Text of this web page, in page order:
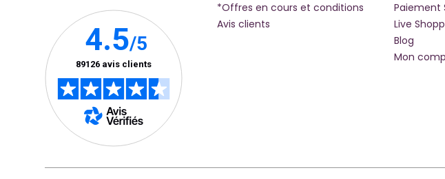
*Offres en cours et conditions
Avis clients
Paiement
Live
Blog
Mon